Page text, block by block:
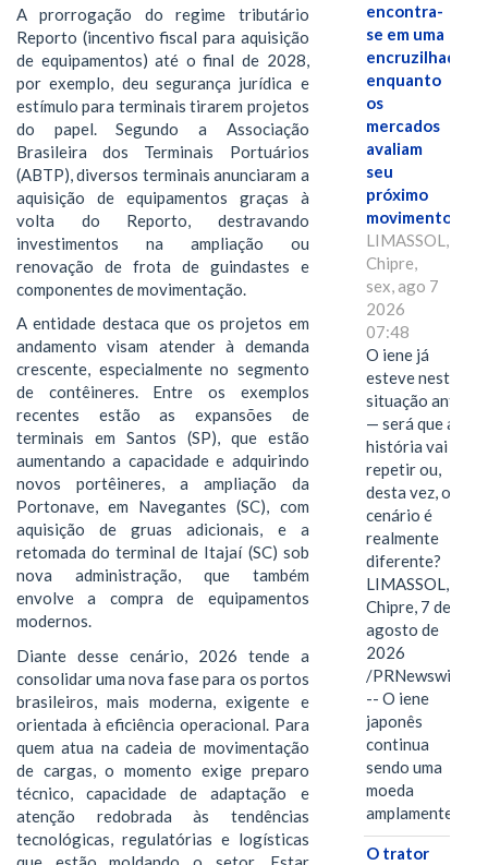
A prorrogação do regime tributário
Reporto (incentivo fiscal para aquisição
de equipamentos) até o final de 2028,
por exemplo, deu segurança jurídica e
estímulo para terminais tirarem projetos
do papel. Segundo a Associação
Brasileira dos Terminais Portuários
(ABTP), diversos terminais anunciaram a
aquisição de equipamentos graças à
volta do Reporto, destravando
investimentos na ampliação ou
renovação de frota de guindastes e
componentes de movimentação.
A entidade destaca que os projetos em
andamento visam atender à demanda
crescente, especialmente no segmento
de contêineres. Entre os exemplos
recentes estão as expansões de
terminais em Santos (SP), que estão
aumentando a capacidade e adquirindo
novos portêineres, a ampliação da
Portonave, em Navegantes (SC), com
aquisição de gruas adicionais, e a
retomada do terminal de Itajaí (SC) sob
nova administração, que também
envolve a compra de equipamentos
modernos.
Diante desse cenário, 2026 tende a
consolidar uma nova fase para os portos
brasileiros, mais moderna, exigente e
orientada à eficiência operacional. Para
quem atua na cadeia de movimentação
de cargas, o momento exige preparo
técnico, capacidade de adaptação e
atenção redobrada às tendências
tecnológicas, regulatórias e logísticas
encontra-
se em uma
encruzilhada
enquanto
os
mercados
avaliam
seu
próximo
movimento.
LIMASSOL,
Chipre,
sex, ago 7
2026
07:48
O iene já
esteve nesta
situação antes
— será que a
história vai se
repetir ou,
desta vez, o
cenário é
realmente
diferente?
LIMASSOL,
Chipre, 7 de
agosto de
2026
/PRNewswire/
-- O iene
japonês
continua
sendo uma
moeda
amplamente…
O trator